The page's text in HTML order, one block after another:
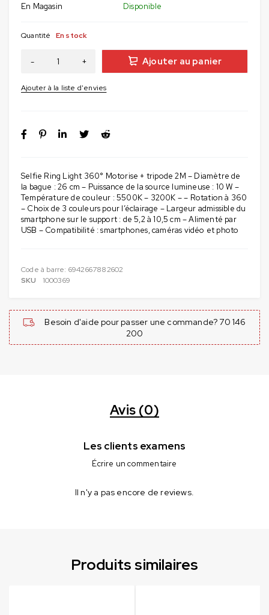
Selfie Ring Light 360° Motorise + tripode 2M – Diamètre de
la bague : 26 cm – Puissance de la source lumineuse : 10 W –
Température de couleur : 5500K – 3200K – – Rotation à 360
– Choix de 3 couleurs pour l’éclairage – Largeur admissible du
smartphone sur le support : de 5,2 à 10,5 cm – Alimenté par
USB – Compatibilité : smartphones, caméras vidéo et photo
En Magasin Disponible
Quantité En stock
Ajouter au panier
Code à barre: 6942667882602
SKU
1000369
Besoin d'aide pour passer une commande? 70 146
200
Avis (0)
Les clients examens
Écrire un commentaire
Il n'y a pas encore de reviews.
Produits similaires